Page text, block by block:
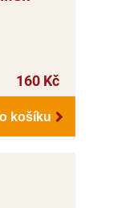
160 Kč
košíku